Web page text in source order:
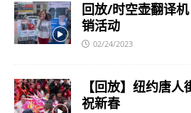
回放/时空壶翻译
销活动
02/24/2023
【回放】纽约唐
祝新春